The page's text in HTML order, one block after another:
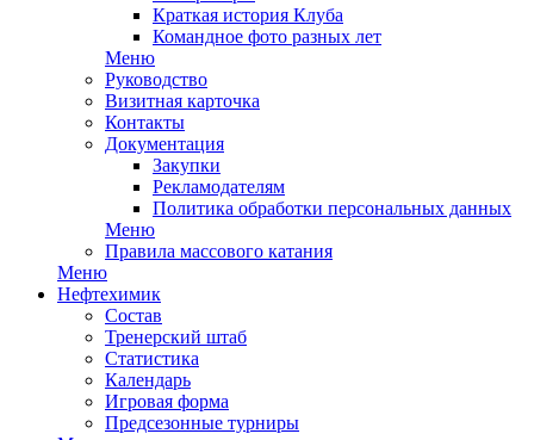
Краткая история Клуба
Командное фото разных лет
Меню
Руководство
Визитная карточка
Контакты
Документация
Закупки
Рекламодателям
Политика обработки персональных данных
Меню
Правила массового катания
Меню
Нефтехимик
Состав
Тренерский штаб
Статистика
Календарь
Игровая форма
Предсезонные турниры